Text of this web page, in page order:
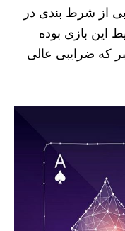
از شرط بندی در
این بازی بوده
که ضرایبی عالی